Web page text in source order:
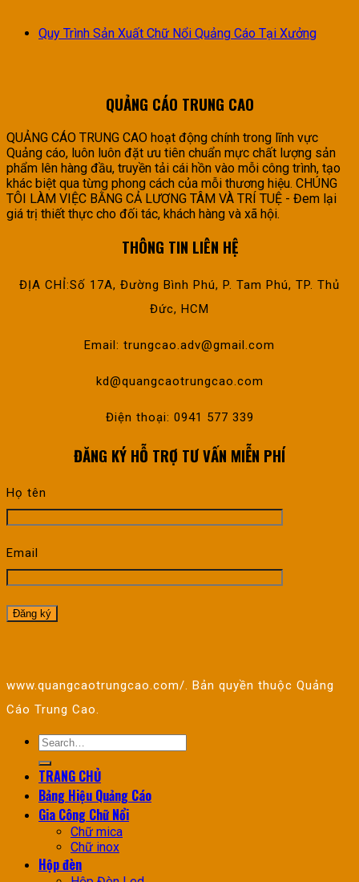
Quy Trình Sản Xuất Chữ Nổi Quảng Cáo Tại Xưởng
QUẢNG CÁO TRUNG CAO
QUẢNG CÁO TRUNG CAO hoạt động chính trong lĩnh vực
Quảng cáo, luôn luôn đặt ưu tiên chuẩn mực chất lượng sản
phẩm lên hàng đầu, truyền tải cái hồn vào mỗi công trình, tạo
khác biệt qua từng phong cách của mỗi thương hiệu. CHÚNG
TÔI LÀM VIỆC BẰNG CẢ LƯƠNG TÂM VÀ TRÍ TUỆ - Đem lại
giá trị thiết thực cho đối tác, khách hàng và xã hội.
THÔNG TIN LIÊN HỆ
ĐỊA CHỈ:Số 17A, Đường Bình Phú, P. Tam Phú, TP. Thủ
Đức, HCM
Email: trungcao.adv@gmail.com
kd@quangcaotrungcao.com
Điện thoại: 0941 577 339
ĐĂNG KÝ HỖ TRỢ TƯ VẤN MIỄN PHÍ
Họ tên
Email
www.quangcaotrungcao.com/. Bản quyền thuộc Quảng
Cáo Trung Cao.
TRANG CHỦ
Bảng Hiệu Quảng Cáo
Gia Công Chữ Nổi
Chữ mica
Chữ inox
Hộp đèn